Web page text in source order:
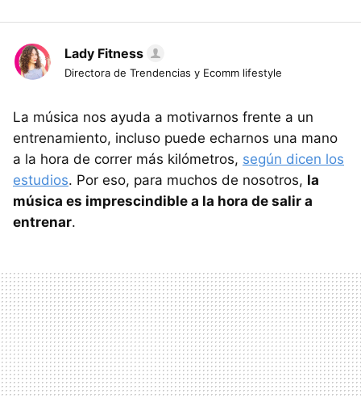
Lady Fitness
Directora de Trendencias y Ecomm lifestyle
La música nos ayuda a motivarnos frente a un
entrenamiento, incluso puede echarnos una mano
a la hora de correr más kilómetros, según dicen los
estudios. Por eso, para muchos de nosotros, la
música es imprescindible a la hora de salir a
entrenar.